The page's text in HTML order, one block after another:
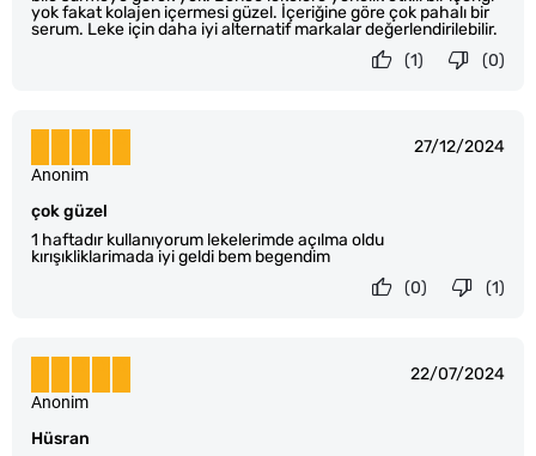
yok fakat kolajen içermesi güzel. İçeriğine göre çok pahalı bir
serum. Leke için daha iyi alternatif markalar değerlendirilebilir.
(0)
(1)
27/12/2024
çok güzel
1 haftadır kullanıyorum lekelerimde açılma oldu
kırışıkliklarimada iyi geldi bem begendim
Anonim
(1)
(0)
22/07/2024
Hüsran
Anonim